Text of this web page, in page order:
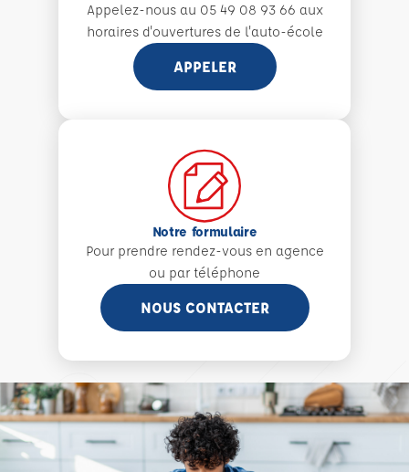
Appelez-nous au 05 49 08 93 66 aux
horaires d'ouvertures de l'auto-école
APPELER
Notre formulaire
Pour prendre rendez-vous en agence
ou par téléphone
NOUS CONTACTER